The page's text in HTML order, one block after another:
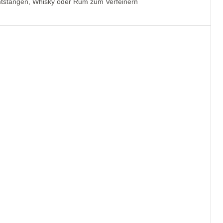
Whisky oder Rum zum Verfeinern